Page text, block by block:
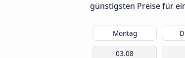
günstigsten Preise für
Montag
03.08